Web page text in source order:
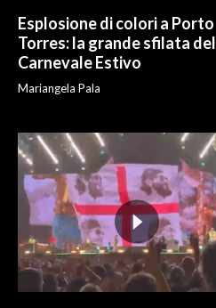
Esplosione di colori a Porto
Torres: la grande sfilata del
Carnevale Estivo
Mariangela Pala